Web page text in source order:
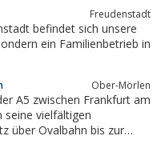
Freudenstadt
befindet sich unsere
ein Familienbetrieb in
Ober-Mörlen
A5 zwischen Frankfurt am
seine vielfältigen
über Ovalbahn bis zur